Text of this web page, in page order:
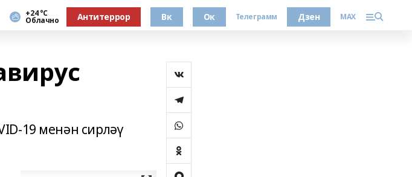
+24 °С
Облачно Антитеррор Вк Ок Телеграмм Дзен MAX
19 менән сирләү